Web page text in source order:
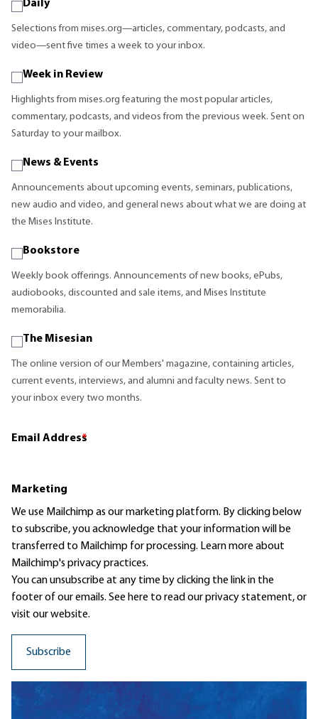
Daily
Selections from mises.org—articles, commentary, podcasts, and
video—sent five times a week to your inbox.
Week in Review
Highlights from mises.org featuring the most popular articles,
commentary, podcasts, and videos from the previous week. Sent on
Saturday to your mailbox.
News & Events
Announcements about upcoming events, seminars, publications,
new audio and video, and general news about what we are doing at
the Mises Institute.
Bookstore
Weekly book offerings. Announcements of new books, ePubs,
audiobooks, discounted and sale items, and Mises Institute
memorabilia.
The Misesian
The online version of our Members' magazine, containing articles,
current events, interviews, and alumni and faculty news. Sent to
your inbox every two months.
Email Address
*
Marketing
We use Mailchimp as our marketing platform. By clicking below
to subscribe, you acknowledge that your information will be
transferred to Mailchimp for processing. Learn moreabout
Mailchimp's privacy practices.
You can unsubscribe at any time by clicking the link in the
footer of our emails. See here to read ourprivacy statement, or
visit our website.